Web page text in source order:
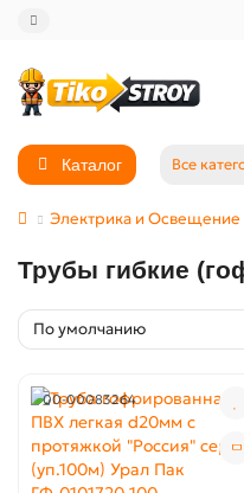
Каталог Все
Электрика и Освещение
Трубы гибкие
00-00083264